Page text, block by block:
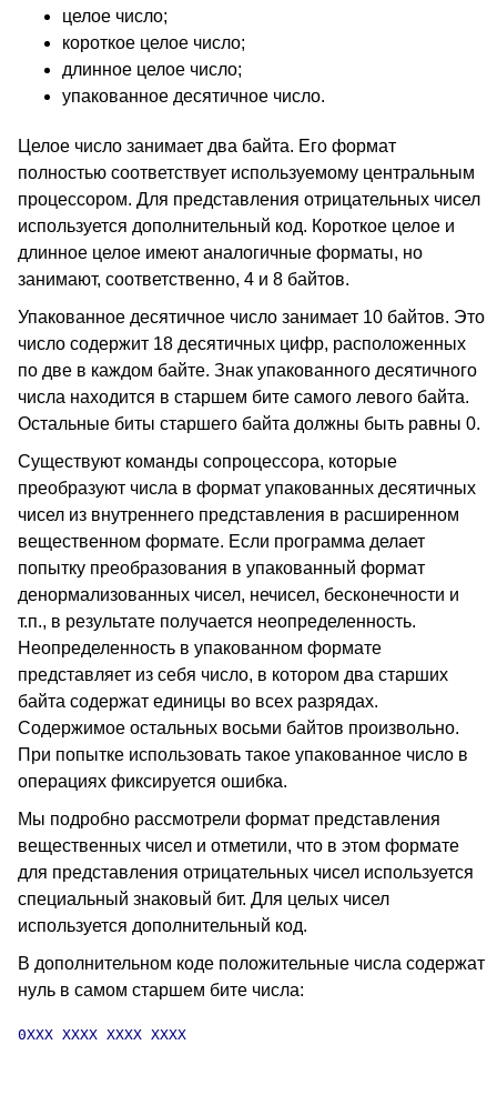
целое число;
короткое целое число;
длинное целое число;
упакованное десятичное число.
Целое число занимает два байта. Его формат
полностью соответствует используемому центральным
процессором. Для представления отрицательных чисел
используется дополнительный код. Короткое целое и
длинное целое имеют аналогичные форматы, но
занимают, соответственно, 4 и 8 байтов.
Упакованное десятичное число занимает 10 байтов. Это
число содержит 18 десятичных цифр, расположенных
по две в каждом байте. Знак упакованного десятичного
числа находится в старшем бите самого левого байта.
Остальные биты старшего байта должны быть равны 0.
Существуют команды сопроцессора, которые
преобразуют числа в формат упакованных десятичных
чисел из внутреннего представления в расширенном
вещественном формате. Если программа делает
попытку преобразования в упакованный формат
денормализованных чисел, нечисел, бесконечности и
т.п., в результате получается неопределенность.
Неопределенность в упакованном формате
представляет из себя число, в котором два старших
байта содержат единицы во всех разрядах.
Содержимое остальных восьми байтов произвольно.
При попытке использовать такое упакованное число в
операциях фиксируется ошибка.
Мы подробно рассмотрели формат представления
вещественных чисел и отметили, что в этом формате
для представления отрицательных чисел используется
специальный знаковый бит. Для целых чисел
используется дополнительный код.
В дополнительном коде положительные числа содержат
нуль в самом старшем бите числа:
0XXX XXXX XXXX XXXX